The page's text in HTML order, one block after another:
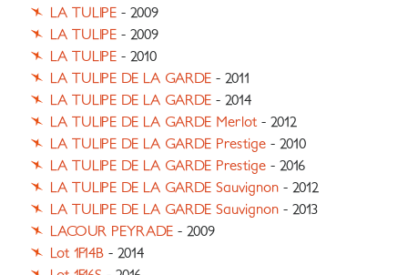
LA TULIPE - 2009
LA TULIPE - 2009
LA TULIPE - 2010
LA TULIPE DE LA GARDE - 2011
LA TULIPE DE LA GARDE - 2014
LA TULIPE DE LA GARDE Merlot - 2012
LA TULIPE DE LA GARDE Prestige - 2010
LA TULIPE DE LA GARDE Prestige - 2016
LA TULIPE DE LA GARDE Sauvignon - 2012
LA TULIPE DE LA GARDE Sauvignon - 2013
LACOUR PEYRADE - 2009
Lot 1F14B - 2014